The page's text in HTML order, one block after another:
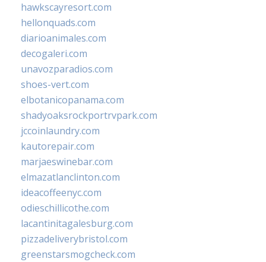
hawkscayresort.com
hellonquads.com
diarioanimales.com
decogaleri.com
unavozparadios.com
shoes-vert.com
elbotanicopanama.com
shadyoaksrockportrvpark.com
jccoinlaundry.com
kautorepair.com
marjaeswinebar.com
elmazatlanclinton.com
ideacoffeenyc.com
odieschillicothe.com
lacantinitagalesburg.com
pizzadeliverybristol.com
greenstarsmogcheck.com